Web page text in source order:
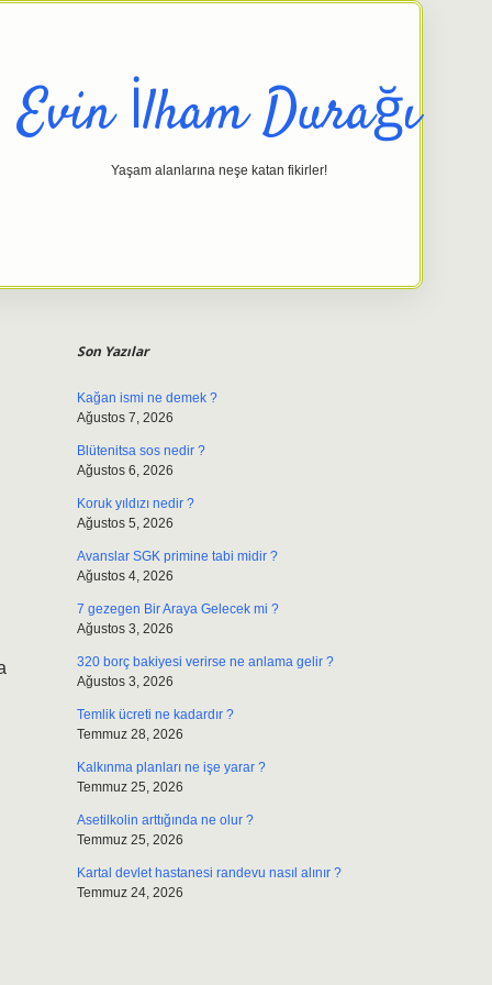
Evin İlham Durağı
Yaşam alanlarına neşe katan fikirler!
Son Yazılar
Kağan ismi ne demek ?
Ağustos 7, 2026
Blütenitsa sos nedir ?
Ağustos 6, 2026
Koruk yıldızı nedir ?
Ağustos 5, 2026
Avanslar SGK primine tabi midir ?
Ağustos 4, 2026
7 gezegen Bir Araya Gelecek mi ?
Ağustos 3, 2026
320 borç bakiyesi verirse ne anlama gelir ?
Ağustos 3, 2026
Temlik ücreti ne kadardır ?
Temmuz 28, 2026
Kalkınma planları ne işe yarar ?
Temmuz 25, 2026
Asetilkolin arttığında ne olur ?
Temmuz 25, 2026
Kartal devlet hastanesi randevu nasıl alınır ?
Temmuz 24, 2026